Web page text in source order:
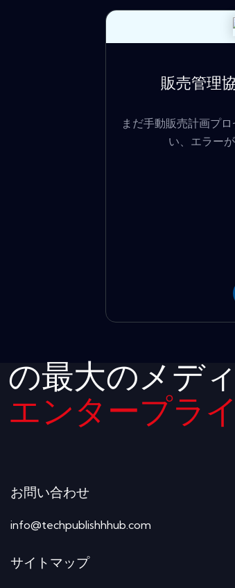
販売管理
まだ手動販売計画プ
い、エラー
の最大のメデ
エンタープラ
お問い合わせ
info@techpublishhhub.com
サイトマップ